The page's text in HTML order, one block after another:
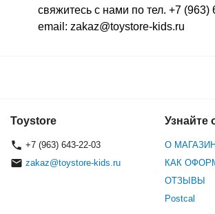
свяжитесь с нами по тел. +7 (963)
email: zakaz@toystore-kids.ru
Toystore
+7 (963) 643-22-03
zakaz@toystore-kids.ru
Узнайте
О
КАК
ОТЗЫВЫ
Postcal